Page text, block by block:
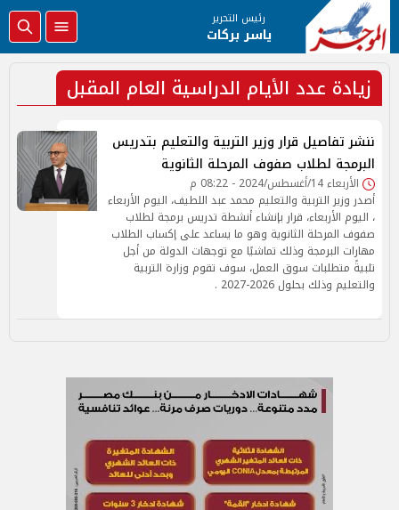
رئيس التحرير
ياسر بركات
زيادة عدد الأيام الدراسية العام المقبل
ننشر تفاصيل قرار وزير التربية والتعليم بتدريس
البرمجة لطلاب صفوف المرحلة الثانوية
الأربعاء 14/أغسطس/2024 - 08:22 م
أصدر وزير التربية والتعليم محمد عبد اللطيف، اليوم الأربعاء
، اليوم الأربعاء، قرار بإنشاء أنشطة تدريس برمجة لطلاب
صفوف المرحلة الثانوية وهو ما يساعد على إكساب الطلاب
مهارات البرمجة وذلك تماشيًا مع توجهات الدولة من أجل
تلبيةً متطلبات سوق العمل، سوف تقوم وزارة التربية
والتعليم وذلك بحلول 2026-2027 .